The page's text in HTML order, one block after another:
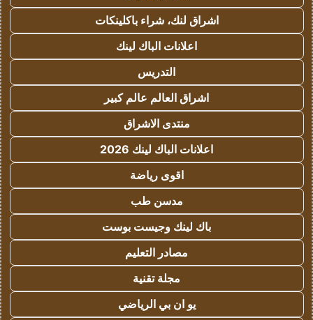
اشراق لنك، شراء باكلينكات
اعلانات الباك لينك
التدريس
اشراق العالم عالم كبير
منتدى الاشراق
اعلانات الباك لينك 2026
اقوى رياضة
مدسن طب
باك لينك وجيست بوست
مصادر التعليم
مجلة تقنية
يو ان بي الرياضي